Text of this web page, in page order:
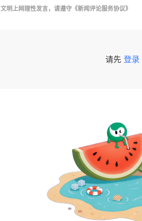
文明上网理性发言，请遵守 《新闻评论服务协议》
请先 登录